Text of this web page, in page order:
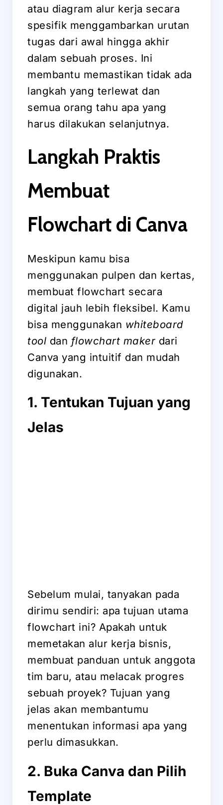
atau diagram alur kerja secara
spesifik menggambarkan urutan
tugas dari awal hingga akhir
dalam sebuah proses. Ini
membantu memastikan tidak ada
langkah yang terlewat dan
semua orang tahu apa yang
harus dilakukan selanjutnya.
Langkah Praktis
Membuat
Flowchart di Canva
Meskipun kamu bisa
menggunakan pulpen dan kertas,
membuat flowchart secara
digital jauh lebih fleksibel. Kamu
bisa menggunakan whiteboard
tool dan flowchart maker dari
Canva yang intuitif dan mudah
digunakan.
1. Tentukan Tujuan yang
Jelas
Sebelum mulai, tanyakan pada
dirimu sendiri: apa tujuan utama
flowchart ini? Apakah untuk
memetakan alur kerja bisnis,
membuat panduan untuk anggota
tim baru, atau melacak progres
sebuah proyek? Tujuan yang
jelas akan membantumu
menentukan informasi apa yang
perlu dimasukkan.
2. Buka Canva dan Pilih
Template